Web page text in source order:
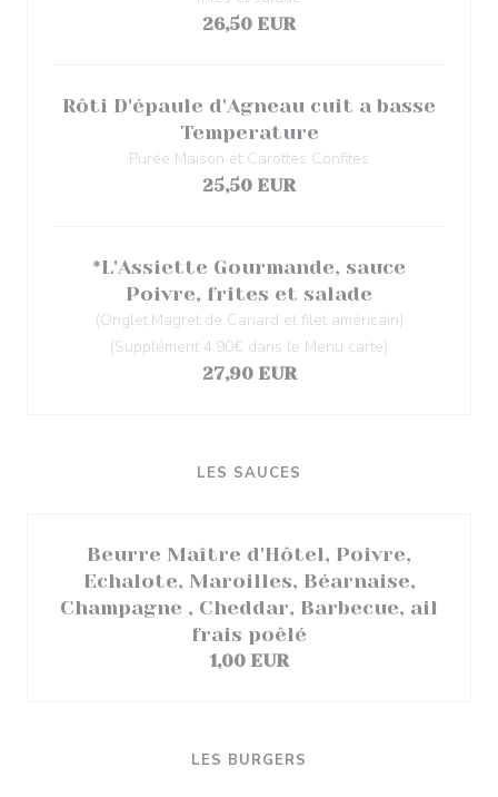
26,50 EUR
Rôti D'épaule d'Agneau cuit a basse
Temperature
Purée Maison et Carottes Confites
25,50 EUR
*L'Assiette Gourmande, sauce
Poivre, frites et salade
(Onglet,Magret de Canard et filet américain)
(Supplément 4.90€ dans le Menu carte)
27,90 EUR
LES SAUCES
Beurre Maître d'Hôtel, Poivre,
Echalote, Maroilles, Béarnaise,
Champagne , Cheddar, Barbecue, ail
frais poêlé
1,00 EUR
LES BURGERS